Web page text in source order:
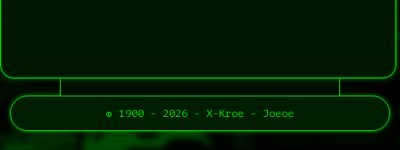
© 1900 - 2026 - X-Kroe - Joeoe